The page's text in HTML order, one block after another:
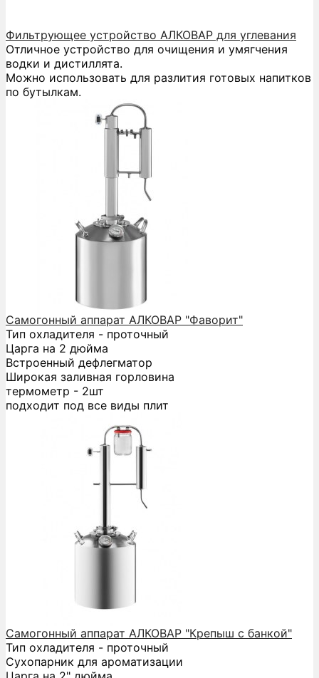
Фильтрующее устройство АЛКОВАР для углевания
Отличное устройство для очищения и умягчения
водки и дистиллята.
Можно использовать для разлития готовых напитков
по бутылкам.
Самогонный аппарат АЛКОВАР "Фаворит"
Тип охладителя - проточный
Царга на 2 дюйма
Встроенный дефлегматор
Широкая заливная горловина
термометр - 2шт
подходит под все виды плит
Самогонный аппарат АЛКОВАР "Крепыш с банкой"
Тип охладителя - проточный
Сухопарник для ароматизации